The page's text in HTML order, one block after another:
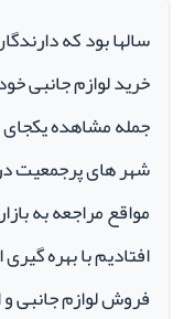
سالها بود که
خرید لوازم جانبی
جمله مشاهده یکجای
شهر های پرجمعیت
مواقع مراجعه به
افتادیم با بهره